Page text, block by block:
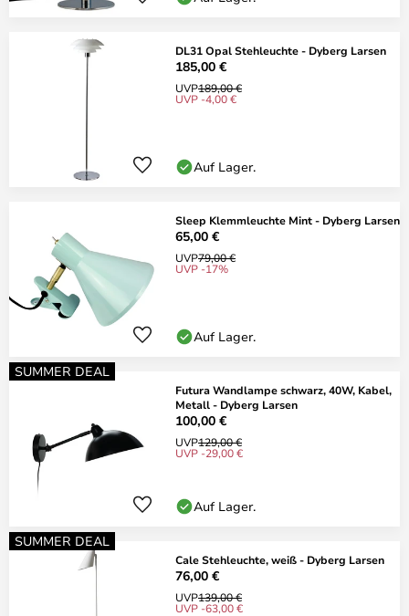
DL31 Opal Stehleuchte - Dyberg Larsen
185,00 €
UVP189,00 €
UVP -4,00 €
Auf Lager.
Sleep Klemmleuchte Mint - Dyberg Larsen
65,00 €
UVP79,00 €
UVP -17%
Auf Lager.
SUMMER DEAL
Futura Wandlampe schwarz, 40W, Kabel,
Metall - Dyberg Larsen
100,00 €
UVP129,00 €
UVP -29,00 €
Auf Lager.
SUMMER DEAL
Cale Stehleuchte, weiß - Dyberg Larsen
76,00 €
UVP139,00 €
UVP -63,00 €